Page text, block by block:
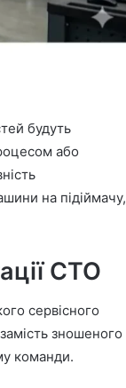
будуть
або
на підіймачу,
СТО
сервісного
зношеного
команди.